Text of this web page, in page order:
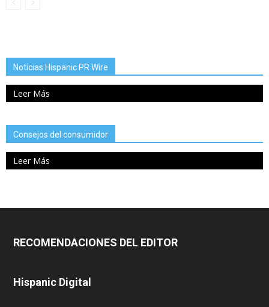
Noticias Hispanic PR Wire
Leer Más
Consejos del consumidor
Leer Más
RECOMENDACIONES DEL EDITOR
Hispanic Digital